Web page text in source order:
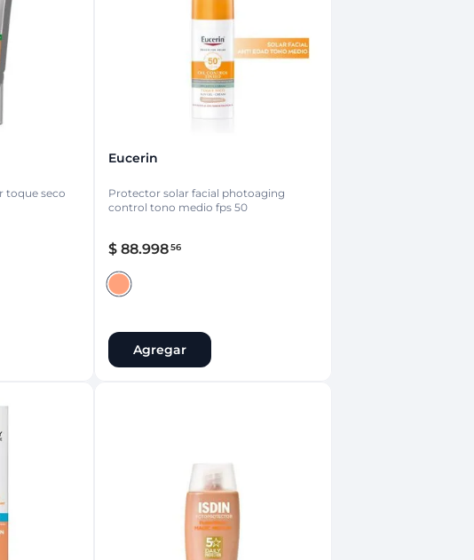
Espacio consciente
toque seco
Eucerin
Protector solar facial photoaging
control tono medio fps 50
$ 88.99856
Agregar